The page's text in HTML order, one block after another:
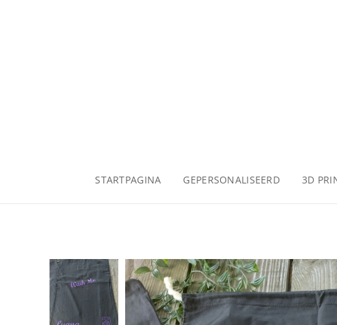
STARTPAGINA GEPERSONALISEERD 3D